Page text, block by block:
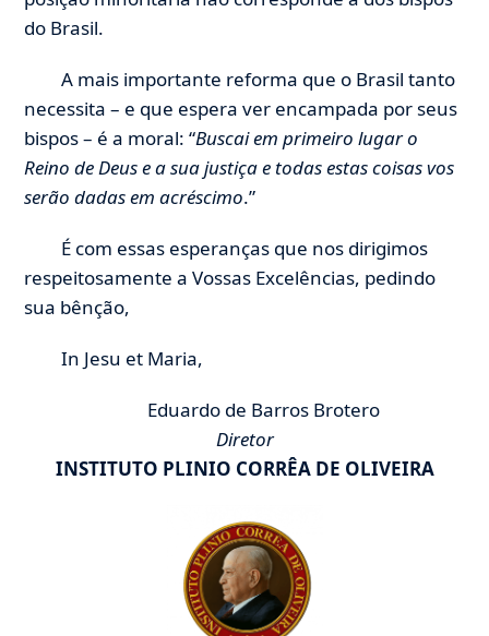
do Brasil.
A mais importante reforma que o Brasil tanto
necessita – e que espera ver encampada por seus
bispos – é a moral: “Buscai em primeiro lugar o
Reino de Deus e a sua justiça e todas estas coisas vos
serão dadas em acréscimo.”
É com essas esperanças que nos dirigimos
respeitosamente a Vossas Excelências, pedindo
sua bênção,
In Jesu et Maria,
Eduardo de Barros Brotero
Diretor
INSTITUTO PLINIO CORRÊA DE OLIVEIRA